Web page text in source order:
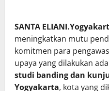
SANTA
meningkatkan mutu
komitmen para
upaya yang dilakukan
studi banding dan
Yogyakarta, kota yang